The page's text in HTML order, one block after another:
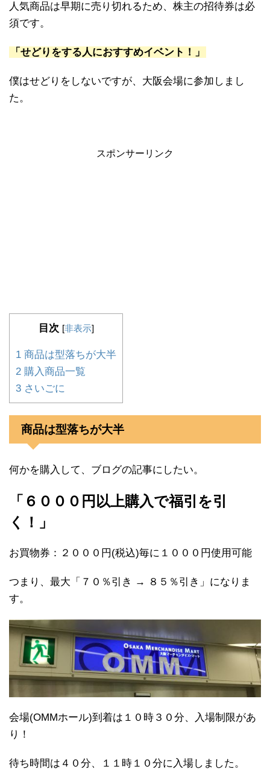
人気商品は早期に売り切れるため、株主の招待券は必
須です。
「せどりをする人におすすめイベント！」
僕はせどりをしないですが、大阪会場に参加しまし
た。
スポンサーリンク
目次 [非表示]
1 商品は型落ちが大半
2 購入商品一覧
3 さいごに
商品は型落ちが大半
何かを購入して、ブログの記事にしたい。
「６０００円以上購入で福引を引
く！」
お買物券：２０００円(税込)毎に１０００円使用可能
つまり、最大「７０％引き → ８５％引き」になりま
す。
会場(OMMホール)到着は１０時３０分、入場制限があ
り！
待ち時間は４０分、１１時１０分に入場しました。